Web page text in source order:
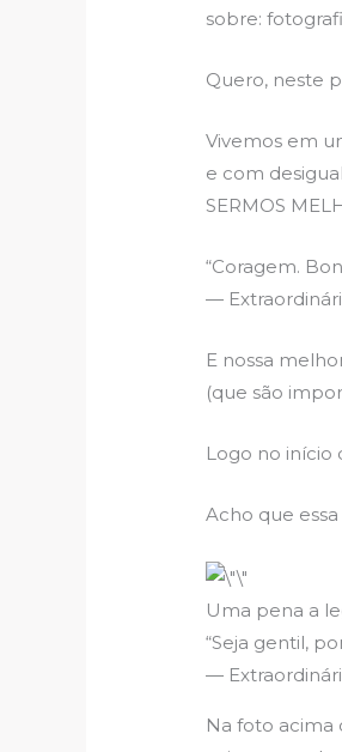
sobre:
Quero, neste
Vivemos em
e com
SERMOS
“Coragem.
—
E nossa
(que são
Logo no
Acho que
Uma pena a
“Seja gentil,
—
Na foto acima